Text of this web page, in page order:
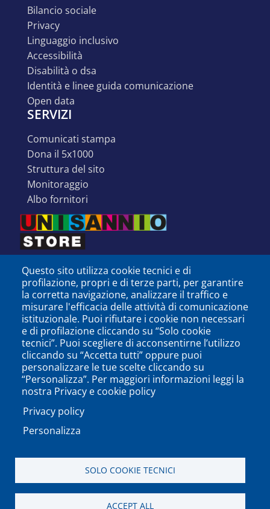
bilancio sociale
privacy
linguaggio inclusivo
accessibilità
disabilità o dsa
identità e linee guida comunicazione
open data
SERVIZI
comunicati stampa
dona il 5x1000
struttura del sito
monitoraggio
albo fornitori
SEGUICI SU
PODCAST
Questo sito utilizza cookie tecnici e di
profilazione, propri e di terze parti, per garantire
la corretta navigazione, analizzare il traffico e
misurare l'efficacia delle attività di comunicazione
istituzionale. Puoi rifiutare i cookie non necessari
e di profilazione cliccando su “Solo cookie
tecnici”. Puoi scegliere di acconsentirne l’utilizzo
cliccando su “Accetta tutti” oppure puoi
personalizzare le tue scelte cliccando su
“Personalizza”. Per maggiori informazioni leggi la
nostra Privacy e cookie policy
Privacy policy
Personalizza
SOLO COOKIE TECNICI
ACCEPT ALL
Università degli Studi del Sannio di Benevento - Piazza